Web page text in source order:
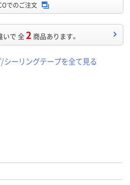
でのご注文
いで 全2 商品あります。
ーリングテープを全て見る